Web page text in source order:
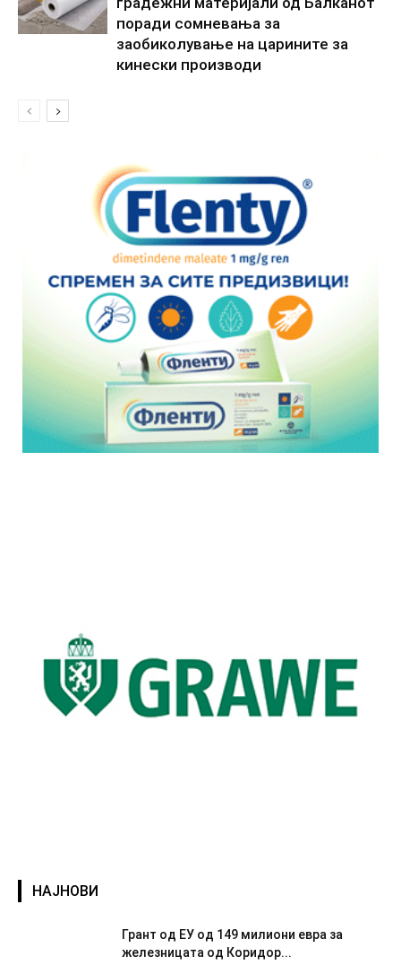
поради сомневања за
заобиколување на царините за
кинески производи
НАЈНОВИ
Грант од ЕУ од 149 милиони евра за
железницата од Коридор...